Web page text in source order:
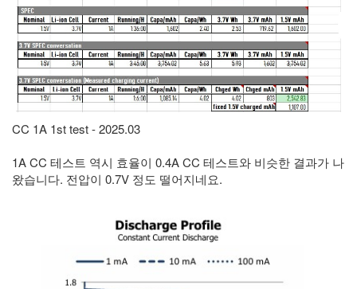
CC 1A 1st test - 2025.03
1A CC 테스트 역시 효율이 0.4A CC 테스트와 비슷한 결과가 나
왔습니다. 전압이 0.7V 정도 떨어지네요.